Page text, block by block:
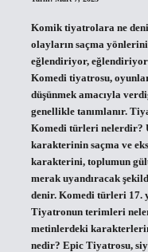
Komik tiyatrolara ne
olayların saçma
eğlendiriyor,
Komedi tiyatrosu,
düşünmek amacıyla
genellikle tanımlanır.
Komedi türleri nelerdir?
karakterinin saçma ve
karakterini, toplumun
merak uyandıracak
denir. Komedi türleri 17.
Tiyatronun terimleri
metinlerdeki
nedir? Epic Tiyatrosu,